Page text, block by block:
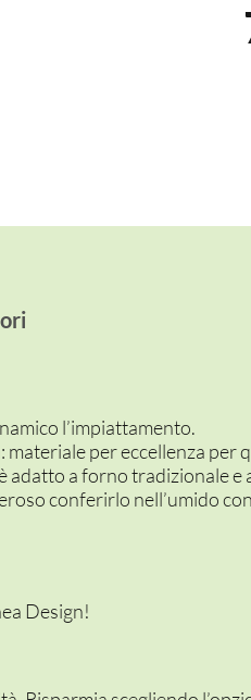
l’impiattamento.
per eccellenza per
adatto a forno tradizionale e
conferirlo nell’umido
Design!